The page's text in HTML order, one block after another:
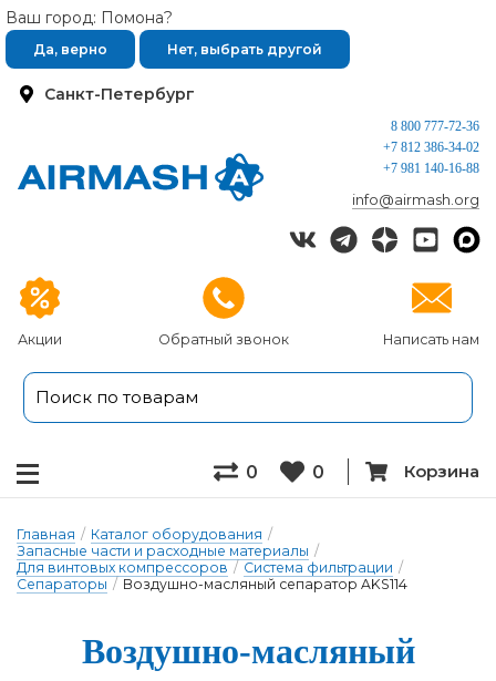
Санкт-Петербург
Ваш город: Помона?
Да, верно Нет, выбрать другой
Акции Обратный звонок Написать нам
8 800 777-72-36
+7 812 386-34-02
+7 981 140-16-88
info@airmash.org
0 0 Корзина
Главная / Каталог оборудования /
Запасные части и расходные материалы /
Для винтовых компрессоров / Система фильтрации /
Сепараторы / Воздушно-масляный сепаратор AKS114
Воздушно-масля­ный